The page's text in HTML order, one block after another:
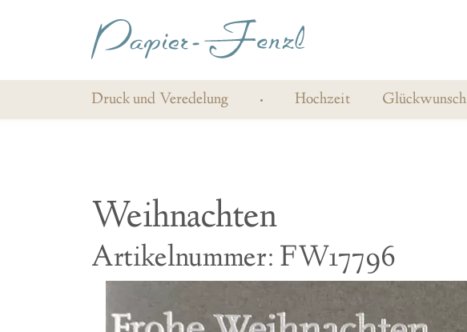
Druck und Veredelung Hochzeit Glückwunsch
Weihnachten
Artikelnummer: FW17796